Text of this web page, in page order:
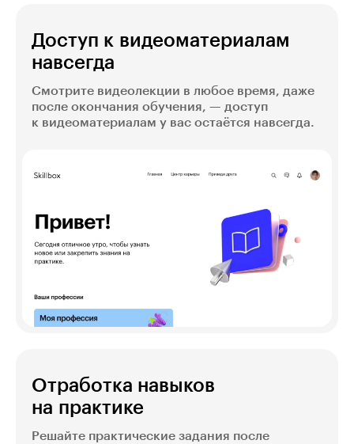
Доступ к видеоматериалам
навсегда
Смотрите видеолекции в любое время, даже
после окончания обучения, — доступ
к видеоматериалам у вас остаётся навсегда.
Отработка навыков
на практике
Решайте практические задания после